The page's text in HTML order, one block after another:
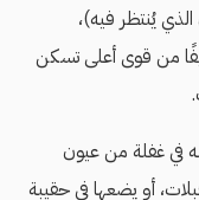
يُنتظر فيه)،
من قوى أعلى تسكن
في غفلة من عيون
أو يضعها في حقيبة